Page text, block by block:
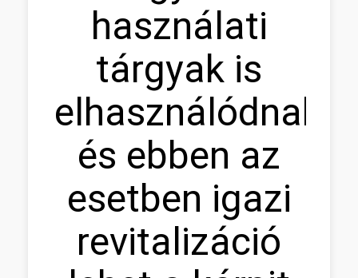
használati
tárgyak is
elhasználódnak,
és ebben az
esetben igazi
revitalizáció